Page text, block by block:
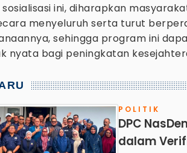
sosialisasi ini, diharapkan
menyeluruh serta turut
sehingga program ini
nyata bagi peningkatan
POLITIK
DPC
dalam